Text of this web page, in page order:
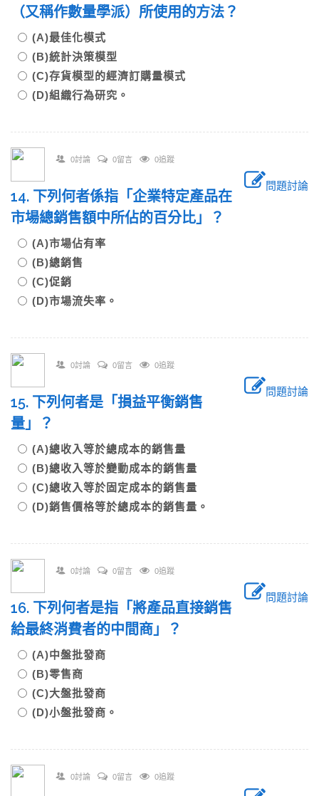
（又稱作數量學派）所使用的方法？
(A)最佳化模式
(B)統計決策模型
(C)存貨模型的經濟訂購量模式
(D)組織行為研究。
0討論 0留言 0追蹤
問題討論
14. 下列何者係指「企業特定產品在
市場總銷售額中所佔的百分比」？
(A)市場佔有率
(B)總銷售
(C)促銷
(D)市場流失率。
0討論 0留言 0追蹤
問題討論
15. 下列何者是「損益平衡銷售
量」？
(A)總收入等於總成本的銷售量
(B)總收入等於變動成本的銷售量
(C)總收入等於固定成本的銷售量
(D)銷售價格等於總成本的銷售量。
0討論 0留言 0追蹤
問題討論
16. 下列何者是指「將產品直接銷售
給最終消費者的中間商」？
(A)中盤批發商
(B)零售商
(C)大盤批發商
(D)小盤批發商。
0討論 0留言 0追蹤